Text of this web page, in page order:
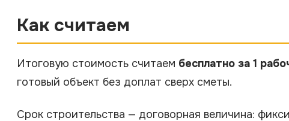
Как считаем
Итоговую стоимость считаем бесплатно за 1
готовый объект без доплат сверх сметы.
Срок строительства — договорная величина: